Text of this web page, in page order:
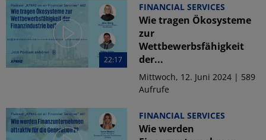
22:17
FINANCIAL SERVICES
Wie tragen Ökosysteme
zur
Wettbewerbsfähigkeit
der...
Mittwoch, 12. Juni 2024 | 589
Aufrufe
FINANCIAL SERVICES
Wie werden